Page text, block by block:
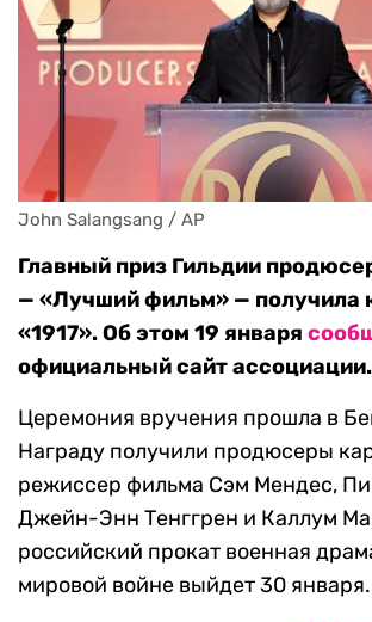
John Salangsang / AP
Главный приз Гильдии
— «Лучший фильм» — получила
«1917». Об этом 19 января
официальный сайт ассоциации.
Церемония вручения прошла в
Награду получили продюсеры
режиссер фильма Сэм Мендес,
Джейн-Энн Тенггрен и Каллум
российский прокат военная
мировой войне выйдет 30 января.